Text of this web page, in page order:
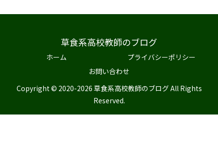
草食系高校教師のブログ
ホーム
プライバシーポリシー
お問い合わせ
Copyright © 2020-2026 草食系高校教師のブログ All Rights
Reserved.